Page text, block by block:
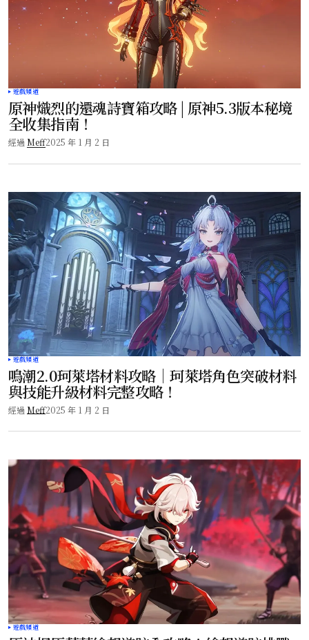
遊戲頻道
原神熾烈的還魂詩寶箱攻略 | 原神5.3版本秘境
全收集指南！
經過 Meff2025 年 1 月 2 日
遊戲頻道
鳴潮2.0珂萊塔材料攻略｜珂萊塔角色突破材料
與技能升級材料完整攻略！
經過 Meff2025 年 1 月 2 日
遊戲頻道